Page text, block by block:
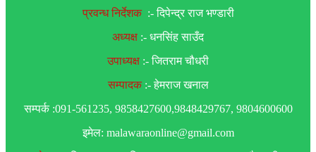
प्रवन्ध निर्देशक:- दिपेन्द्र राज भण्डारी
अध्यक्ष :- धनसिंह साउँद
उपाध्यक्ष :- जितराम चौधरी
सम्पादक:- हेमराज खनाल
सम्पर्क :091-561235, 9858427600,9848429767, 9804600600
इमेल: malawaraonline@gmail.com